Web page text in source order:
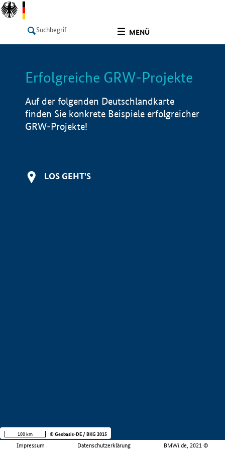
MENÜ
LISTE Info
Erfolgreiche GRW-Projekte
Auf der folgenden Deutschlandkarte
finden Sie konkrete Beispiele erfolgreicher
GRW-Projekte!
LOS GEHT'S
Impressum Datenschutzerklärung BMWi.de, 2021 ©
100 km © Geobasis-DE / BKG 2015